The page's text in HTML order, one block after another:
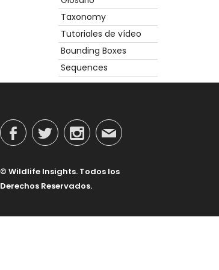
Taxonomy
Tutoriales de vídeo
Bounding Boxes
Sequences
© Wildlife Insights. Todos los
Derechos Reservados.